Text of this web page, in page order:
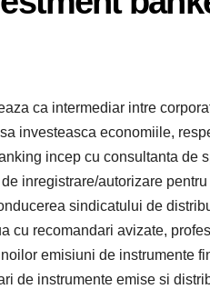
ca intermediar intre
investeasca economiile,
incep cu consultanta de
inregistrare/autorizare
sindicatului de
cu recomandari avizate,
emisiuni de instrumente
de instrumente emise si